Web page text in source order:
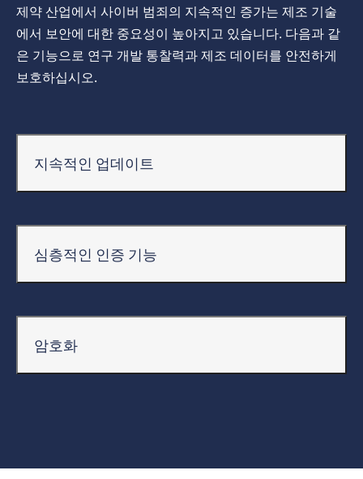
제약 산업에서 사이버 범죄의 지속적인 증가는 제조 기술
에서 보안에 대한 중요성이 높아지고 있습니다. 다음과 같
은 기능으로 연구 개발 통찰력과 제조 데이터를 안전하게
보호하십시오.
지속적인 업데이트
심층적인 인증 기능
암호화